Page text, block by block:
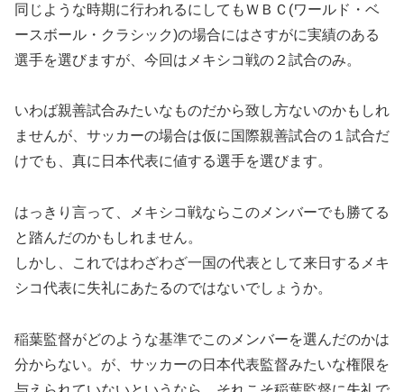
同じような時期に行われるにしてもＷＢＣ(ワールド・ベ
ースボール・クラシック)の場合にはさすがに実績のある
選手を選びますが、今回はメキシコ戦の２試合のみ。
いわば親善試合みたいなものだから致し方ないのかもしれ
ませんが、サッカーの場合は仮に国際親善試合の１試合だ
けでも、真に日本代表に値する選手を選びます。
はっきり言って、メキシコ戦ならこのメンバーでも勝てる
と踏んだのかもしれません。
しかし、これではわざわざ一国の代表として来日するメキ
シコ代表に失礼にあたるのではないでしょうか。
稲葉監督がどのような基準でこのメンバーを選んだのかは
分からない。が、サッカーの日本代表監督みたいな権限を